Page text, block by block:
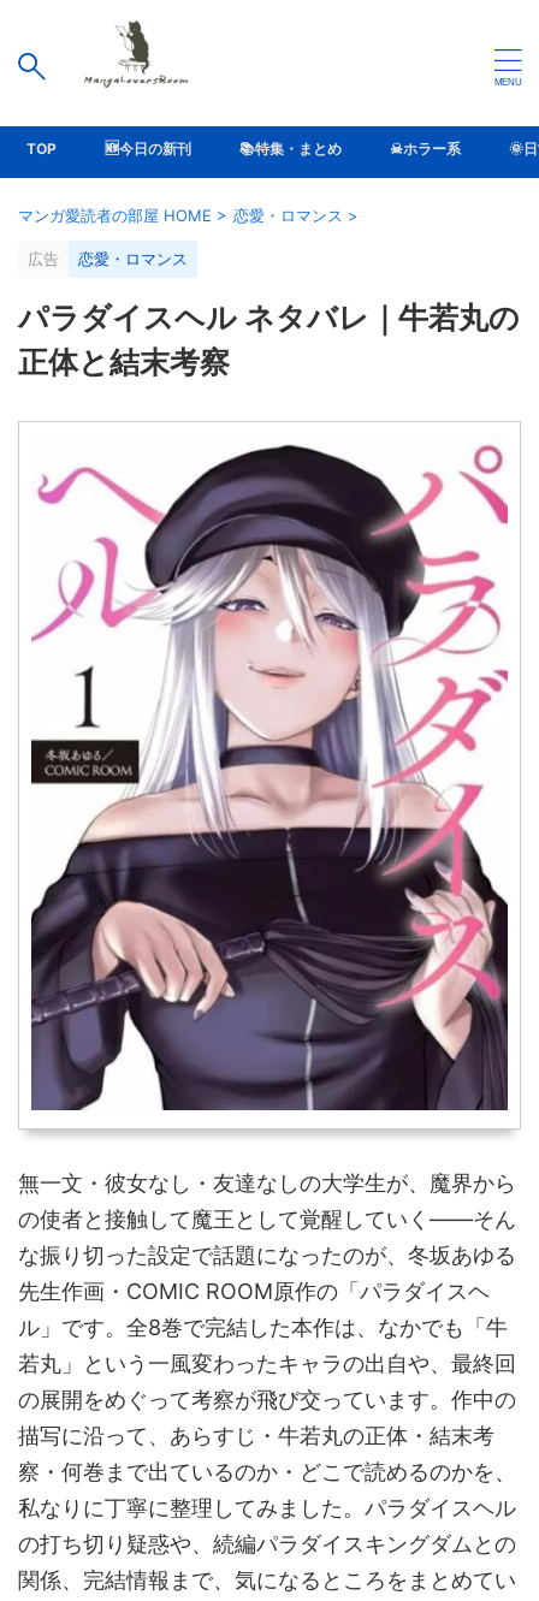
TOP 🆕今日の新刊 📚特集・まとめ ☠ホラー系 🌞
マンガ愛読者の部屋 HOME > 恋愛・ロマンス >
広告 恋愛・ロマンス
パラダイスヘル ネタバレ｜牛若丸の
正体と結末考察
無一文・彼女なし・友達なしの大学生が、魔界から
の使者と接触して魔王として覚醒していく——そん
な振り切った設定で話題になったのが、冬坂あゆる
先生作画・COMIC ROOM原作の「パラダイスヘ
ル」です。全8巻で完結した本作は、なかでも「牛
若丸」という一風変わったキャラの出自や、最終回
の展開をめぐって考察が飛び交っています。作中の
描写に沿って、あらすじ・牛若丸の正体・結末考
察・何巻まで出ているのか・どこで読めるのかを、
私なりに丁寧に整理してみました。パラダイスヘル
の打ち切り疑惑や、続編パラダイスキングダムとの
関係、完結情報まで、気になるところをまとめてい